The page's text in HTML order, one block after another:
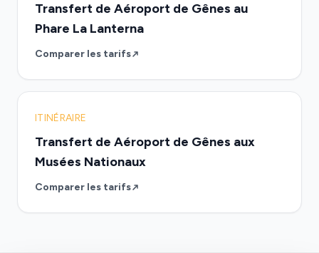
Transfert de Aéroport de Gênes au
Phare La Lanterna
Comparer les tarifs
ITINÉRAIRE
Transfert de Aéroport de Gênes aux
Musées Nationaux
Comparer les tarifs